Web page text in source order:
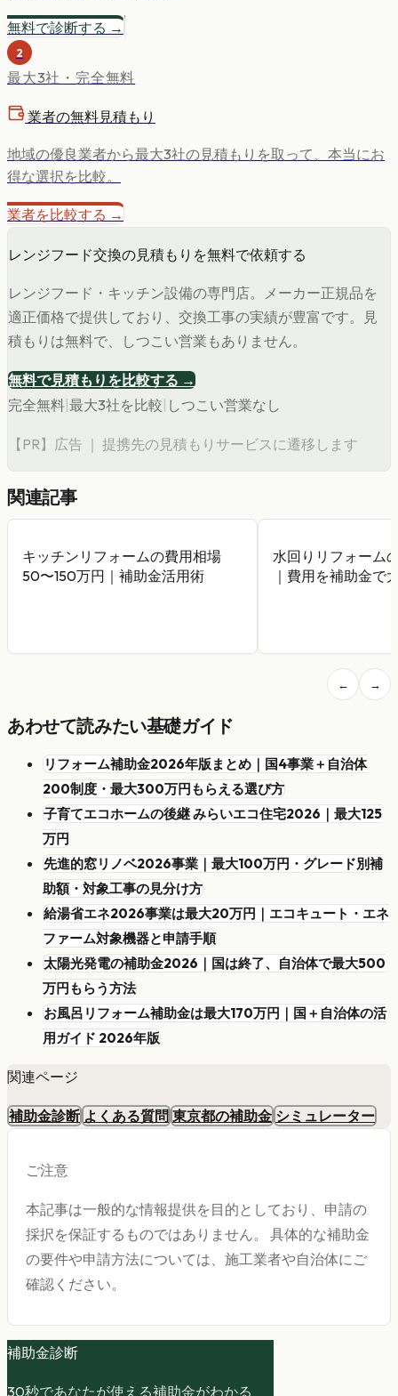
無料で診断する →
2
最大3社・完全無料
業者の無料見積もり
地域の優良業者から最大3社の見積もりを取って、本当にお
得な選択を比較。
業者を比較する →
レンジフード交換の見積もりを無料で依頼する
レンジフード・キッチン設備の専門店。メーカー正規品を
適正価格で提供しており、交換工事の実績が豊富です。見
積もりは無料で、しつこい営業もありません。
無料で見積もりを比較する →
完全無料 最大3社を比較 しつこい営業なし
【PR】広告 ｜ 提携先の見積もりサービスに遷移します
関連記事
キッチンリフォームの費用相場
50〜150万円｜補助金活用術
水回りリフォーム
｜費用を補助金で
← →
あわせて読みたい基礎ガイド
リフォーム補助金2026年版まとめ｜国4事業＋自治体
200制度・最大300万円もらえる選び方
子育てエコホームの後継 みらいエコ住宅2026｜最大125
万円
先進的窓リノベ2026事業｜最大100万円・グレード別補
助額・対象工事の見分け方
給湯省エネ2026事業は最大20万円｜エコキュート・エネ
ファーム対象機器と申請手順
太陽光発電の補助金2026｜国は終了、自治体で最大500
万円もらう方法
お風呂リフォーム補助金は最大170万円｜国＋自治体の活
用ガイド 2026年版
関連ページ
補助金診断 よくある質問 東京都の補助金 シミュレーター
ご注意
本記事は一般的な情報提供を目的としており、申請の
採択を保証するものではありません。 具体的な補助金
の要件や申請方法については、施工業者や自治体にご
確認ください。
補助金診断
30秒であなたが使える補助金がわかる